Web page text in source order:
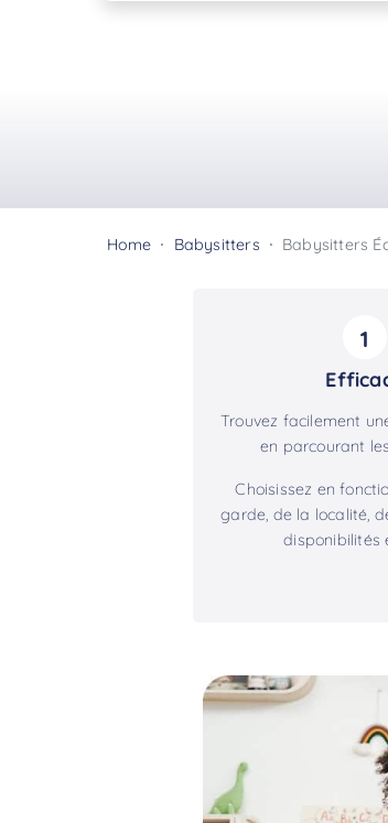
Home Babysitters Babysitters
1
Trouvez facilement
en parcourant
Choisissez en
garde, de la localité,
disponibilités